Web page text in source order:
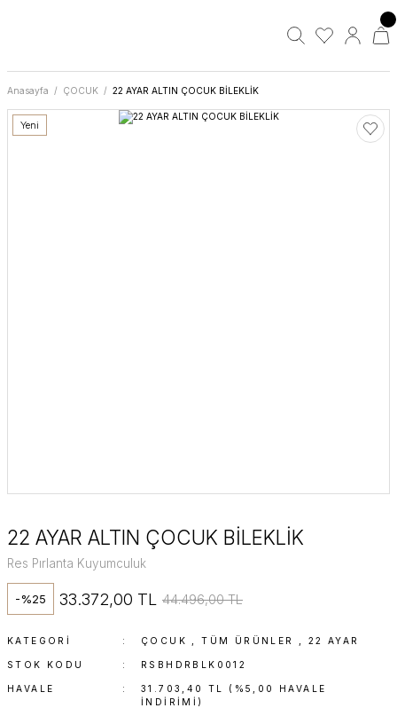
Anasayfa ÇOCUK 22 AYAR ALTIN ÇOCUK BİLEKLİK
Yeni
22 AYAR ALTIN ÇOCUK BİLEKLİK
Res Pırlanta Kuyumculuk
-%25 33.372,00 TL 44.496,00 TL
KATEGORI ÇOCUK ,TÜM ÜRÜNLER 22 AYAR
STOK KODU RSBHDRBLK0012
HAVALE
31.703,40 TL (%5,00 HAVALE
INDIRIMI)